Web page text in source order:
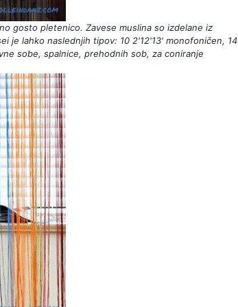
gosto pletenico. Zavese muslina so izdelane iz
je lahko naslednjih tipov: 10 2'12'13' monofoničen, 14
sobe, spalnice, prehodnih sob, za coniranje